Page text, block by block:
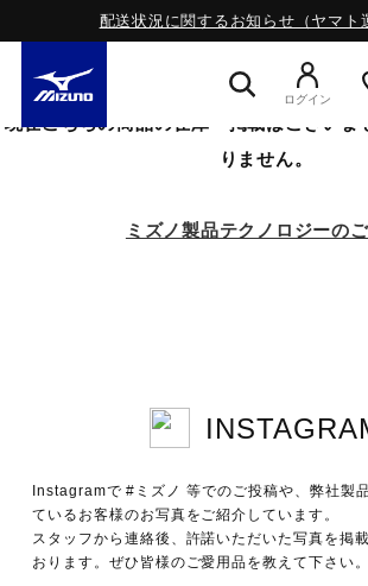
配送状況に関するお知らせ（ヤマト
サッカー／フットサル
トレーニング
ログイン
現在こちらの商品の在庫・掲載はございま
りません。
ミズノ製品テクノロジーの
Instagramで #ミズノ 等でのご投稿や、弊社製
ているお客様のお写真をご紹介しています。
スタッフから連絡後、許諾いただいた写真を掲
おります。ぜひ皆様のご愛用品を教えて下さい。